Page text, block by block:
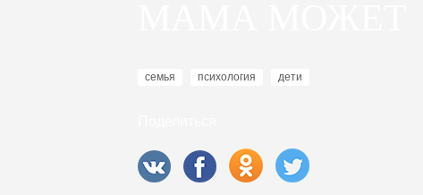
семья психология дети